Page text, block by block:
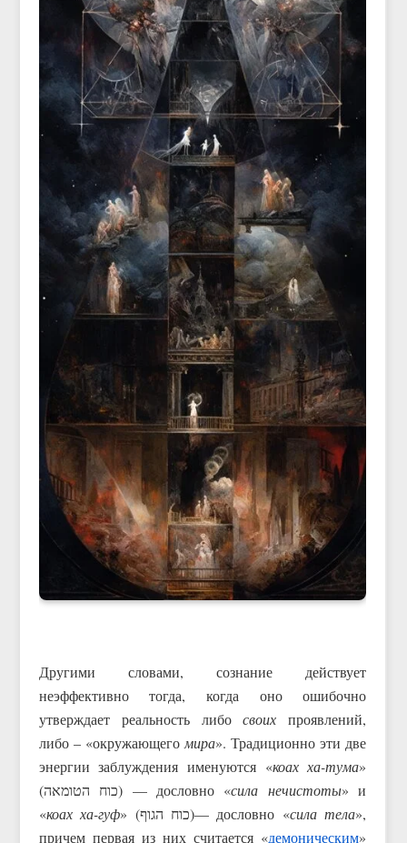
Другими словами, сознание действует
неэффективно тогда, когда оно ошибочно
утверждает реальность либосвоих проявлений,
либо – «окружающегомира». Традиционно эти две
энергии заблуждения именуются «коах ха-тума»
(כוח הטומאה) — дословно «сила нечистоты» и
«коах ха-гуф » (כוח הגוף)— дословно «сила тела»,
причем первая из них считается «демоническим»